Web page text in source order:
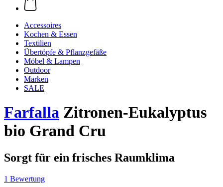
Accessoires
Kochen & Essen
Textilien
Übertöpfe & Pflanzgefäße
Möbel & Lampen
Outdoor
Marken
SALE
Farfalla Zitronen-Eukalyptus
bio Grand Cru
Sorgt für ein frisches Raumklima
1 Bewertung